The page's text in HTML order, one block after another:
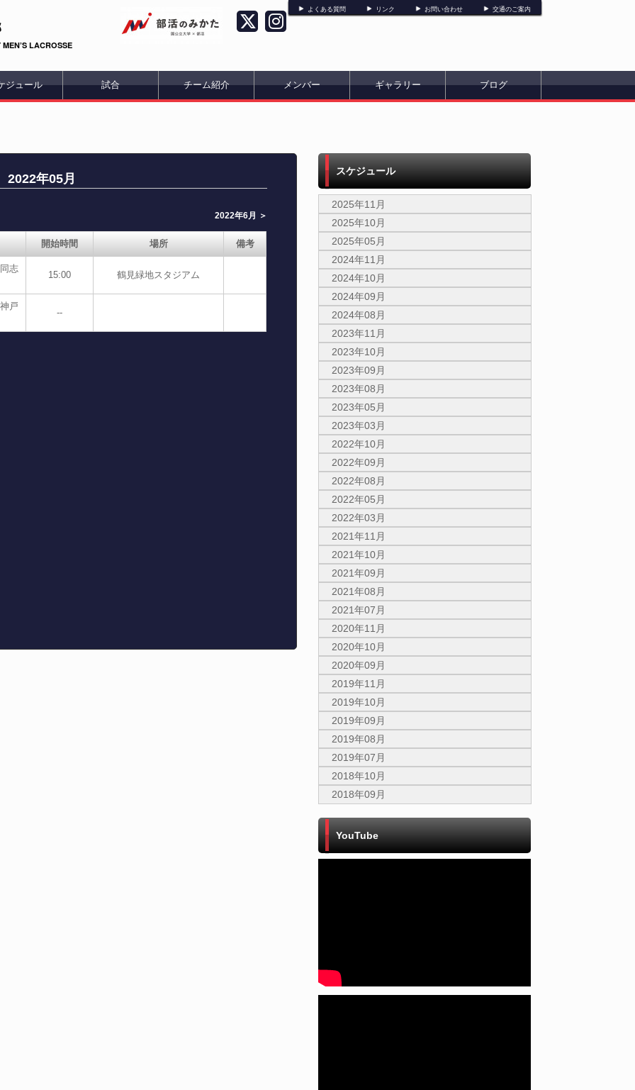
よくある質問 リンク お問い合わせ 交通のご案内
LACROSSE
ジュール 試合 チーム紹介 メンバー ギャラリー ブログ
2022年05月
2022年6月 ＞
開始時間 場所 備考
志
15:00 鶴見緑地スタジアム
戸
--
スケジュール
2025年11月
2025年10月
2025年05月
2024年11月
2024年10月
2024年09月
2024年08月
2023年11月
2023年10月
2023年09月
2023年08月
2023年05月
2023年03月
2022年10月
2022年09月
2022年08月
2022年05月
2022年03月
2021年11月
2021年10月
2021年09月
2021年08月
2021年07月
2020年11月
2020年10月
2020年09月
2019年11月
2019年10月
2019年09月
2019年08月
2019年07月
2018年10月
2018年09月
YouTube